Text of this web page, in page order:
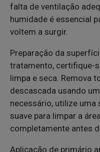
falta de ventilação
humidade é essencial
voltem a surgir.
Preparação da
tratamento, certifique-
limpa e seca. Remova
descascada usando
necessário, utilize uma
suave para limpar a
completamente antes
Aplicação de primário